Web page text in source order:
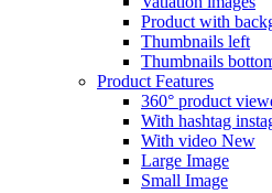
Product with
Thumbnails left
Thumbnails
Product Features
360° product
With hashtag
With video New
Large Image
Small Image